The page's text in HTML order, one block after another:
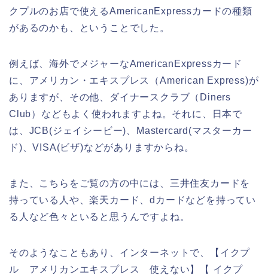
クプルのお店で使えるAmericanExpressカードの種類
があるのかも、ということでした。
例えば、海外でメジャーなAmericanExpressカード
に、アメリカン・エキスプレス（American Express)が
ありますが、その他、ダイナースクラブ（Diners
Club）などもよく使われますよね。それに、日本で
は、JCB(ジェイシービー)、Mastercard(マスターカー
ド)、VISA(ビザ)などがありますからね。
また、こちらをご覧の方の中には、三井住友カードを
持っている人や、楽天カード、dカードなどを持ってい
る人など色々といると思うんですよね。
そのようなこともあり、インターネットで、【イクプ
ル アメリカンエキスプレス 使えない】【 イクプ